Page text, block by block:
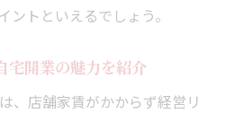
ントといえるでしょう。
宅開業の魅力を紹介
、店舗家賃がかからず経営リ